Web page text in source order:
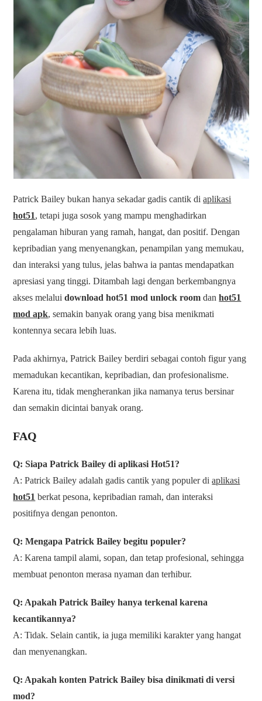
Patrick Bailey bukan hanya sekadar gadis cantik diaplikasi
hot51, tetapi juga sosok yang mampu menghadirkan
pengalaman hiburan yang ramah, hangat, dan positif. Dengan
kepribadian yang menyenangkan, penampilan yang memukau,
dan interaksi yang tulus, jelas bahwa ia pantas mendapatkan
apresiasi yang tinggi. Ditambah lagi dengan berkembangnya
akses melaluidownload hot51 mod unlock room danhot51
mod apk, semakin banyak orang yang bisa menikmati
kontennya secara lebih luas.
Pada akhirnya, Patrick Bailey berdiri sebagai contoh figur yang
memadukan kecantikan, kepribadian, dan profesionalisme.
Karena itu, tidak mengherankan jika namanya terus bersinar
dan semakin dicintai banyak orang.
FAQ
Q: Siapa Patrick Bailey di aplikasi Hot51?
A: Patrick Bailey adalah gadis cantik yang populer diaplikasi
hot51 berkat pesona, kepribadian ramah, dan interaksi
positifnya dengan penonton.
Q: Mengapa Patrick Bailey begitu populer?
A: Karena tampil alami, sopan, dan tetap profesional, sehingga
membuat penonton merasa nyaman dan terhibur.
Q: Apakah Patrick Bailey hanya terkenal karena
kecantikannya?
A: Tidak. Selain cantik, ia juga memiliki karakter yang hangat
dan menyenangkan.
Q: Apakah konten Patrick Bailey bisa dinikmati di versi
mod?